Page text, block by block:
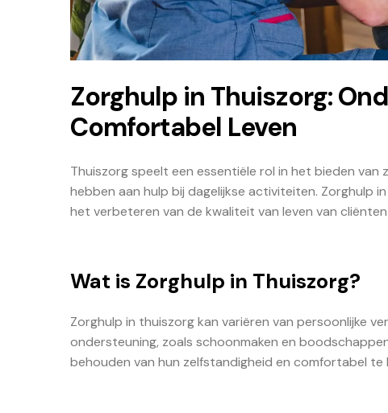
Zorghulp in Thuiszorg:
Comfortabel Leven
Thuiszorg speelt een essentiële rol in het bieden
hebben aan hulp bij dagelijkse activiteiten. Zorghulp
het verbeteren van de kwaliteit van leven van
Wat is Zorghulp in Thuiszorg?
Zorghulp in thuiszorg kan variëren van persoonlijke
ondersteuning, zoals schoonmaken en
behouden van hun zelfstandigheid en comfortabel te